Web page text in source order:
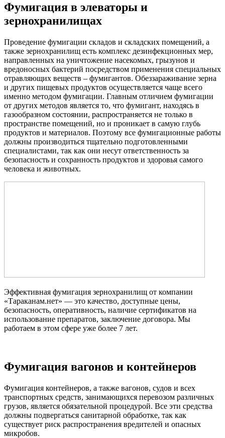
Фумигация в элеваторы и
зернохранилищах
Проведение фумигации складов и складских помещений, а
также зернохранилищ есть комплекс дезинфекционных мер,
направленных на уничтожение насекомых, грызунов и
вредоносных бактерий посредством применения специальных
отравляющих веществ – фумигантов. Обеззараживание зерна
и других пищевых продуктов осуществляется чаще всего
именно методом фумигации. Главным отличием фумигации
от других методов является то, что фумигант, находясь в
газообразном состоянии, распространяется не только в
пространстве помещений, но и проникает в самую глубь
продуктов и материалов. Поэтому все фумигационные работы
должны производиться тщательно подготовленными
специалистами, так как они несут ответственность за
безопасность и сохранность продуктов и здоровья самого
человека и животных.
Эффективная фумигация зернохранилищ от компании
«Тараканам.нет» — это качество, доступные цены,
безопасность, оперативность, наличие сертификатов на
использование препаратов, заключение договора. Мы
работаем в этом сфере уже более 7 лет.
Фумигация вагонов и контейнеров
Фумигация контейнеров, а также вагонов, судов и всех
транспортных средств, занимающихся перевозом различных
грузов, является обязательной процедурой. Все эти средства
должны подвергаться санитарной обработке, так как
существует риск распространения вредителей и опасных
микробов.